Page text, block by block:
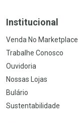
Institucional
Venda No Marketplace
Trabalhe Conosco
Ouvidoria
Nossas Lojas
Bulário
Sustentabilidade